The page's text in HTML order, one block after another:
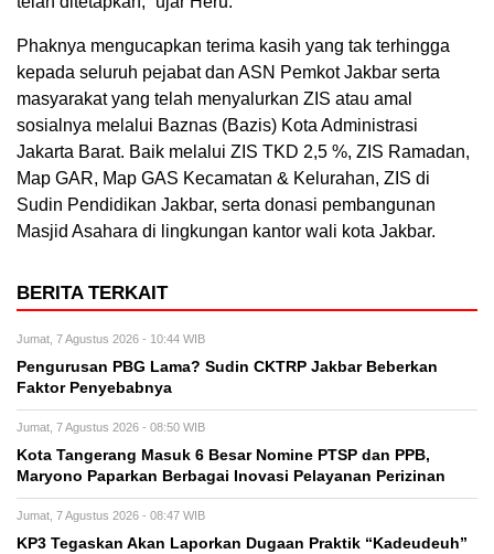
Phaknya mengucapkan terima kasih yang tak terhingga
kepada seluruh pejabat dan ASN Pemkot Jakbar serta
masyarakat yang telah menyalurkan ZIS atau amal
sosialnya melalui Baznas (Bazis) Kota Administrasi
Jakarta Barat. Baik melalui ZIS TKD 2,5 %, ZIS Ramadan,
Map GAR, Map GAS Kecamatan & Kelurahan, ZIS di
Sudin Pendidikan Jakbar, serta donasi pembangunan
Masjid Asahara di lingkungan kantor wali kota Jakbar.
BERITA TERKAIT
Jumat, 7 Agustus 2026 - 10:44 WIB
Pengurusan PBG Lama? Sudin CKTRP Jakbar Beberkan
Faktor Penyebabnya
Jumat, 7 Agustus 2026 - 08:50 WIB
Kota Tangerang Masuk 6 Besar Nomine PTSP dan PPB,
Maryono Paparkan Berbagai Inovasi Pelayanan Perizinan
Jumat, 7 Agustus 2026 - 08:47 WIB
KP3 Tegaskan Akan Laporkan Dugaan Praktik “Kadeudeuh”